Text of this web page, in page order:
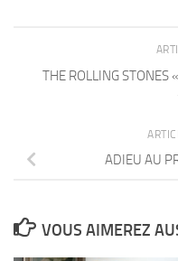
THE ROLLING
ADIEU AU
VOUS AIMEREZ